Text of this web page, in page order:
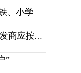
、小学
未售出“空置房”需交物业费吗？法院判决开发商应按合同
”